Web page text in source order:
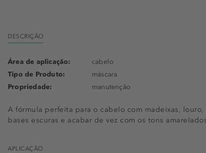
DESCRIÇÃO
A fórmula perfeita para o cabelo com madeixas,
bases escuras e acabar de vez com os tons
Área de aplicação:
cabelo
Tipo de Produto:
máscara
Propriedade:
manutenção
APLICAÇÃO